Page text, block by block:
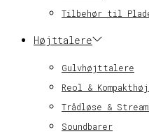
Tilbehør til
Højttalere
Gulvhøjttalere
Reol &
Trådløse &
Soundbarer